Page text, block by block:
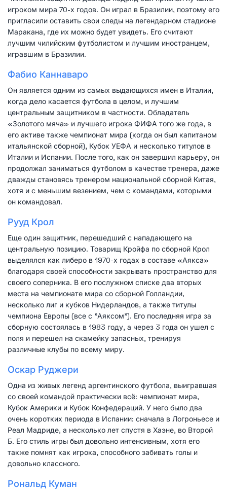
игроком мира 70-х годов. Он играл в Бразилии, поэтому его
пригласили оставить свои следы на легендарном стадионе
Маракана, где их можно будет увидеть. Его считают
лучшим чилийским футболистом и лучшим иностранцем,
игравшим в Бразилии.
Фабио Каннаваро
Он является одним из самых выдающихся имен в Италии,
когда дело касается футбола в целом, и лучшим
центральным защитником в частности. Обладатель
«Золотого мяча» и лучшего игрока ФИФА того же года, в
его активе также чемпионат мира (когда он был капитаном
итальянской сборной), Кубок УЕФА и несколько титулов в
Италии и Испании. После того, как он завершил карьеру, он
продолжал заниматься футболом в качестве тренера, даже
дважды становясь тренером национальной сборной Китая,
хотя и с меньшим везением, чем с командами, которыми
он командовал.
Рууд Крол
Еще один защитник, перешедший с нападающего на
центральную позицию. Товарищ Кройфа по сборной Крол
выделялся как либеро в 1970-х годах в составе «Аякса»
благодаря своей способности закрывать пространство для
своего соперника. В его послужном списке два вторых
места на чемпионате мира со сборной Голландии,
несколько лиг и кубков Нидерландов, а также титулы
чемпиона Европы (все с "Аяксом"). Его последняя игра за
сборную состоялась в 1983 году, а через 3 года он ушел с
поля и перешел на скамейку запасных, тренируя
различные клубы по всему миру.
Оскар Руджери
Одна из живых легенд аргентинского футбола, выигравшая
со своей командой практически всё: чемпионат мира,
Кубок Америки и Кубок Конфедераций. У него было два
очень коротких периода в Испании: сначала в Логроньесе и
Реал Мадриде, а несколько лет спустя в Хаэне, во Второй
Б. Его стиль игры был довольно интенсивным, хотя его
также помнят как игрока, способного забивать голы и
довольно классного.
Рональд Куман